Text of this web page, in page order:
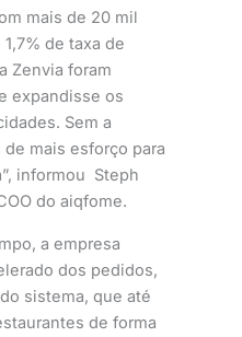
mais de 20 mil
de taxa de
Zenvia foram
expandisse os
Sem a
mais esforço para
informou Steph
do aiqfome.
a empresa
dos pedidos,
sistema, que até
de forma